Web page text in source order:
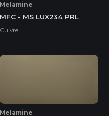
Melamine
MFC - MS LUX234 PRL
Cuivre
Melamine